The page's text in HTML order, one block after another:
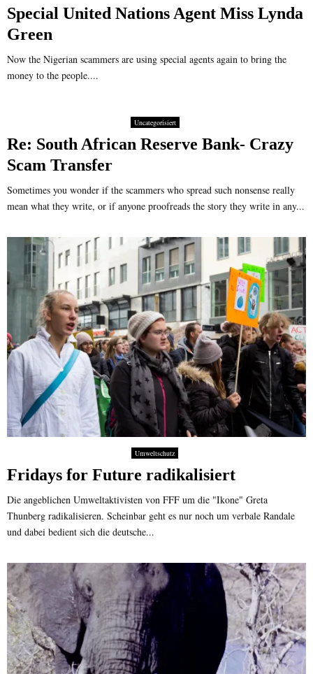
Special United Nations Agent Miss Lynda
Green
Now the Nigerian scammers are using special agents again to bring the
money to the people....
Uncategorisiert
Re: South African Reserve Bank- Crazy
Scam Transfer
Sometimes you wonder if the scammers who spread such nonsense really
mean what they write, or if anyone proofreads the story they write in any...
Umweltschutz
Fridays for Future radikalisiert
Die angeblichen Umweltaktivisten von FFF um die "Ikone" Greta
Thunberg radikalisieren. Scheinbar geht es nur noch um verbale Randale
und dabei bedient sich die deutsche...